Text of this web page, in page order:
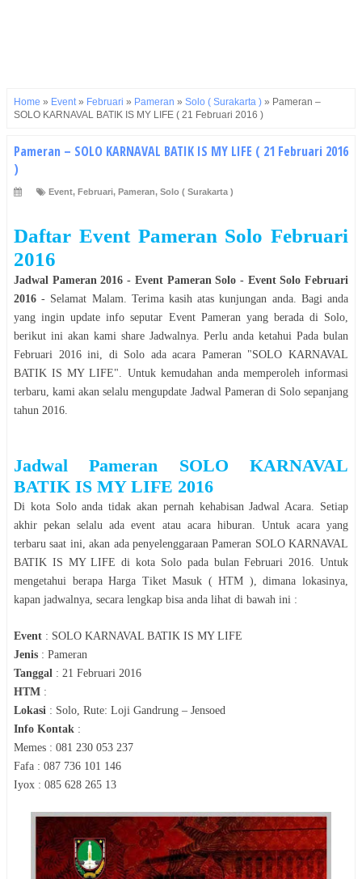
Home » Event» Februari » Pameran » Solo ( Surakarta ) » Pameran –
SOLO KARNAVAL BATIK IS MY LIFE ( 21 Februari 2016 )
Pameran – SOLO KARNAVAL BATIK IS MY LIFE ( 21 Februari 2016
)
Event, Februari, Pameran, Solo ( Surakarta )
Daftar Event Pameran Solo Februari
2016
Jadwal Pameran 2016 - Event Pameran Solo - EventSolo Februari
2016 - Selamat Malam . Terima kasih atas kunjungan anda. Bagi anda
yang ingin update info seputar Event Pameran yangberadadi Solo
berikut ini akan kami share Jadwalnya. Perlu anda ketahui Pada bulan
Februari 2016ini, di Solo ada acara Pameran "SOLO KARNAVAL
BATIK IS MY LIFE". Untuk kemudahan anda memperoleh informasi
terbaru, kami akan selalu mengupdate Jadwal Pameran di Solo sepanjang
tahun 2016
JadwalPameran SOLO KARNAVAL
BATIK IS MY LIFE 2016
Di kota Solo anda tidak akan pernah kehabisan Jadwal Acara. Setiap
akhir pekan selalu ada event atau acara hiburan. Untuk acara yang
terbaru saat ini, akan ada penyelenggaraanPameran SOLO KARNAVAL
BATIK IS MY LIFE di kota Solo pada bulanFebruari 2016 . Untuk
mengetahui berapa Harga Tiket Masuk ( HTM ), dimana lokasinya,
kapan jadwalnya, secara lengkap bisa anda lihat di bawah ini :
Event : SOLO KARNAVAL BATIK IS MY LIFE
Jenis : Pameran
Tanggal : 21 Februari 2016
HTM :
Lokasi : Solo, Rute: Loji Gandrung – Jensoed
Info Kontak :
Memes : 081 230 053 237
Fafa : 087 736 101 146
Iyox : 085 628 265 13